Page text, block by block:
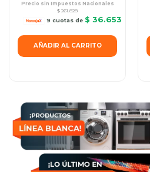
Precio sin Impuestos Nacionales
$ 261.828
9 cuotas de $ 36.653
AÑADIR AL CARRITO